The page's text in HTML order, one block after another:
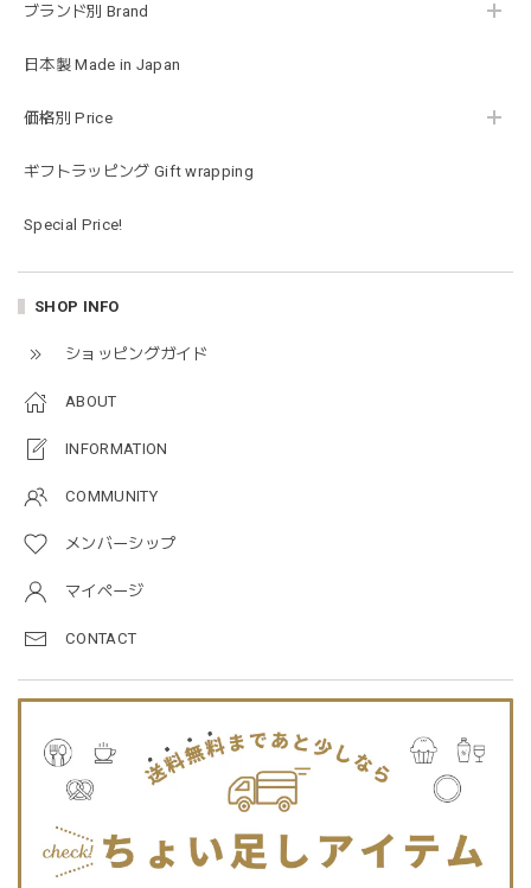
ブランド別 Brand
日本製 Made in Japan
価格別 Price
ギフトラッピング Gift wrapping
Special Price!
SHOP INFO
ショッピングガイド
ABOUT
INFORMATION
COMMUNITY
メンバーシップ
マイページ
CONTACT
ラス…お絵描きセットと食具までたっぷりと入っていまし
すぐに使い始めました。今年もまた購入したいと思える最高
taupe（チャコールグレー）
プレゼントした友人がとても喜んでました。ありがとうござ
Jellycat ジェリーキャット | Bashful Tiger Huge とら ぬいぐるみ 大きいサイズ
2025/12/16
JELLYCATは特に個体差が激しいブランドなので、どんな子
が来るかいつも少し不安ですが、可愛い子が届いて良かった